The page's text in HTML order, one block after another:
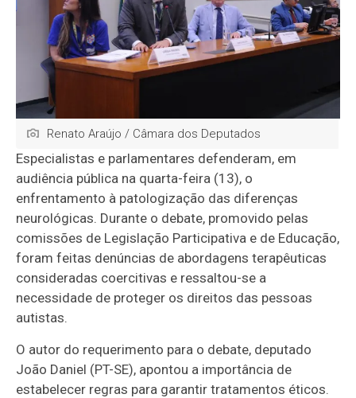
Renato Araújo / Câmara dos Deputados
Especialistas e parlamentares defenderam, em
audiência pública na quarta-feira (13), o
enfrentamento à patologização das diferenças
neurológicas. Durante o debate, promovido pelas
comissões de Legislação Participativa e de Educação,
foram feitas denúncias de abordagens terapêuticas
consideradas coercitivas e ressaltou-se a
necessidade de proteger os direitos das pessoas
autistas.
O autor do requerimento para o debate, deputado
João Daniel (PT-SE), apontou a importância de
estabelecer regras para garantir tratamentos éticos.